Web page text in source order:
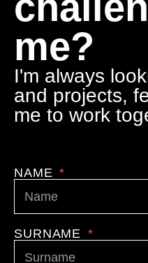
me?
I'm always
and projects,
me to work
NAME
SURNAME